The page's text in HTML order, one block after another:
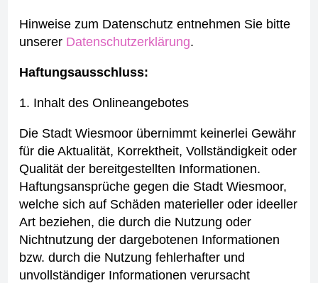
Hinweise zum Datenschutz entnehmen Sie bitte
unserer Datenschutzerklärung.
Haftungsausschluss:
1. Inhalt des Onlineangebotes
Die Stadt Wiesmoor übernimmt keinerlei Gewähr
für die Aktualität, Korrektheit, Vollständigkeit oder
Qualität der bereitgestellten Informationen.
Haftungsansprüche gegen die Stadt Wiesmoor,
welche sich auf Schäden materieller oder ideeller
Art beziehen, die durch die Nutzung oder
Nichtnutzung der dargebotenen Informationen
bzw. durch die Nutzung fehlerhafter und
unvollständiger Informationen verursacht